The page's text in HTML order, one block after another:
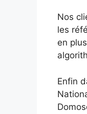
Nos
les
en
Enfin